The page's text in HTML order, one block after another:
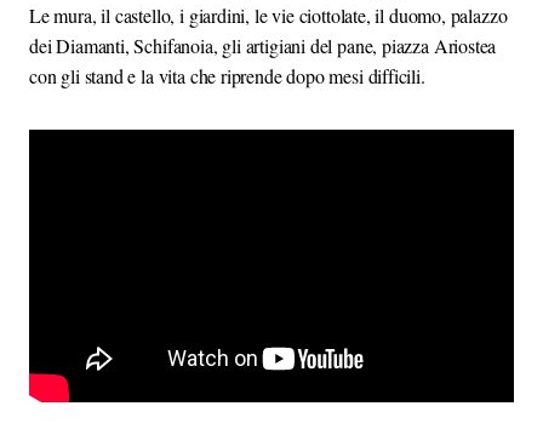
Le mura, il castello, i giardini, le vie ciottolate, il duomo, palazzo
dei Diamanti, Schifanoia, gli artigiani del pane, piazza Ariostea
con gli stand e la vita che riprende dopo mesi difficili.